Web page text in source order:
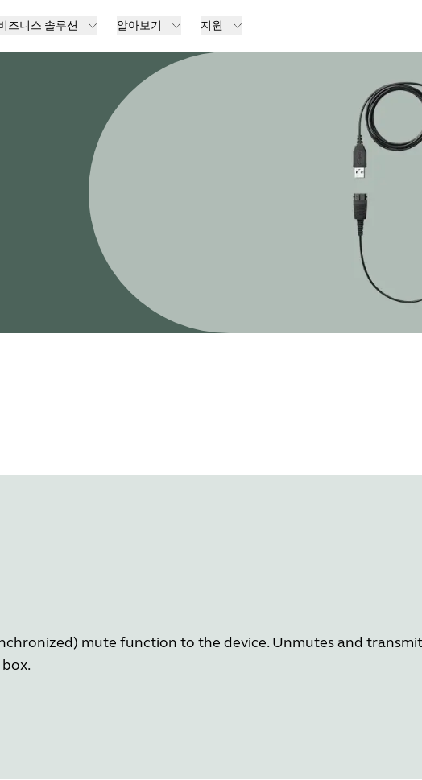
즈니스 솔루션 알아보기 지원
mute function to the device. Unmutes and